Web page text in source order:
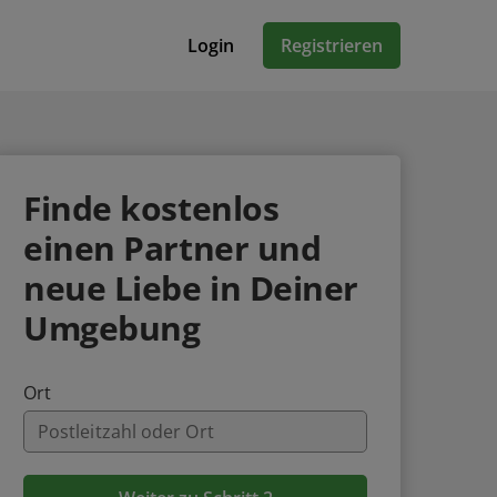
Login Registrieren
Finde kostenlos
einen Partner und
neue Liebe in Deiner
Umgebung
Ort